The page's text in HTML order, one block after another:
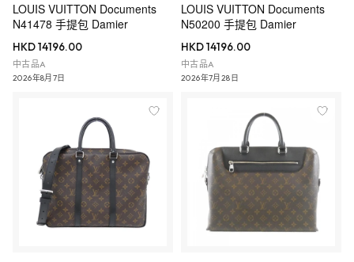
LOUIS VUITTON Documents
N41478 手提包 Damier
HKD 14196.00
中古品A
2026年8月7日
LOUIS VUITTON Documents
N50200 手提包 Damier
HKD 14196.00
中古品A
2026年7月28日